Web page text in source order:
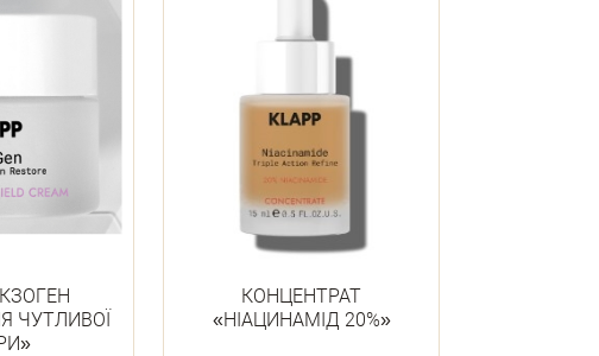
ЧУТЛИВОЇ
КОНЦЕНТРАТ
«НІАЦИНАМІД 20%»